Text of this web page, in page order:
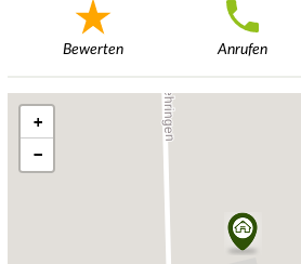
Bewerten Anrufen
+
−